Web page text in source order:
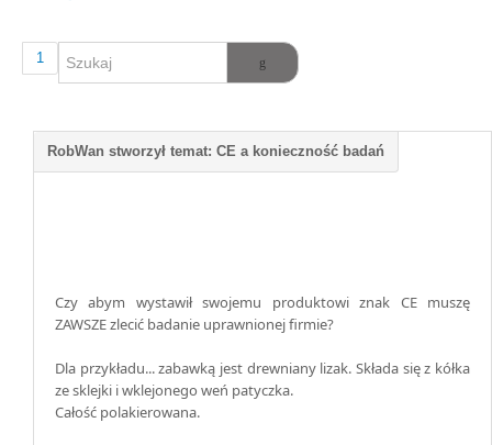
1
Czy abym wystawił swojemu produktowi znak CE muszę
ZAWSZE zlecić badanie uprawnionej firmie?
Dla przykładu... zabawką jest drewniany lizak. Składa się z kółka
ze sklejki i wklejonego weń patyczka.
Całość polakierowana.